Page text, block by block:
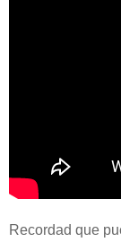
Recordad que